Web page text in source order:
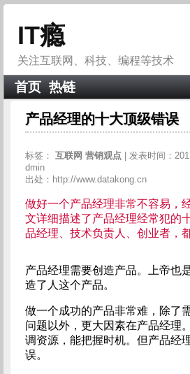
IT瘾
关注互联网、科技、编程等技术
首页 热链
产品经理的十大顶级错误
标签： 互联网 营销观点
| 发表时间：
dmin
出处：http://www.datakong.cn
做好一个产品经理非常不容易，
文详细描述了产品经理经常犯的
品经理、技术负责人、创业者，
产品经理需要创造产品。上帝也
造了人这个产品。
做一个成功的产品非常难，除了
问题以外，更大因素在产品经理
调资源，能把握时机。但产品经
误。